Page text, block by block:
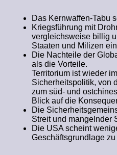
Das Kernwaffen-Tabu
Kriegsführung mit
vergleichsweise billig
Staaten und Milizen
Die Nachteile der
als die Vorteile.
Territorium ist wieder
Sicherheitspolitik, von
zum süd- und
Blick auf die
Die
Streit und mangelnder
Die USA scheint
Geschäftsgrundlage zu